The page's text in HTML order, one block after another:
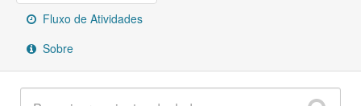
SobreFluxo de Atividades
Sobre